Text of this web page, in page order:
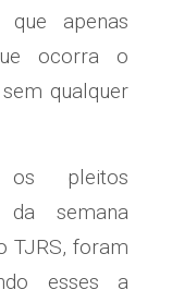
apenas
ocorra o
qualquer
os pleitos
da semana
TJRS, foram
esses a